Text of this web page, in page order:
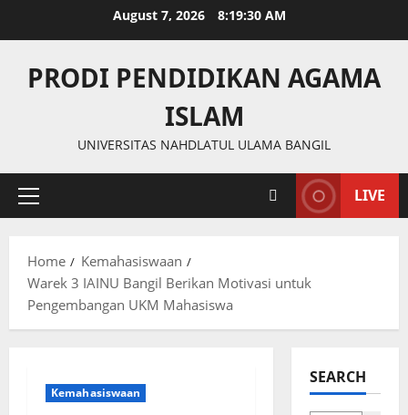
August 7, 2026 8:19:31 AM
PRODI PENDIDIKAN AGAMA
ISLAM
UNIVERSITAS NAHDLATUL ULAMA BANGIL
Primary
LIVE
Home
Kemahasiswaan
Warek 3 IAINU Bangil Berikan Motivasi untuk
Pengembangan UKM Mahasiswa
Kemahasiswaan
SEARCH